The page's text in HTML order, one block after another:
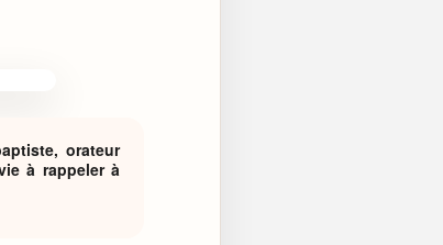
orateur
à rappeler à